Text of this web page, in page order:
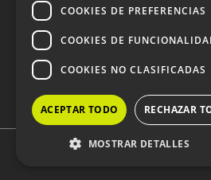
DOSSIER Y CONTRATACIÓN
Dossier 2026 (ES)
Dossier 2026 (EN)
Copyright © 2024
COOKIES DE PREFERENCIAS
COOKIES DE
COOKIES NO CLASIFICADAS
ACEPTAR TODO RECHAZAR
MOSTRAR DETALLES